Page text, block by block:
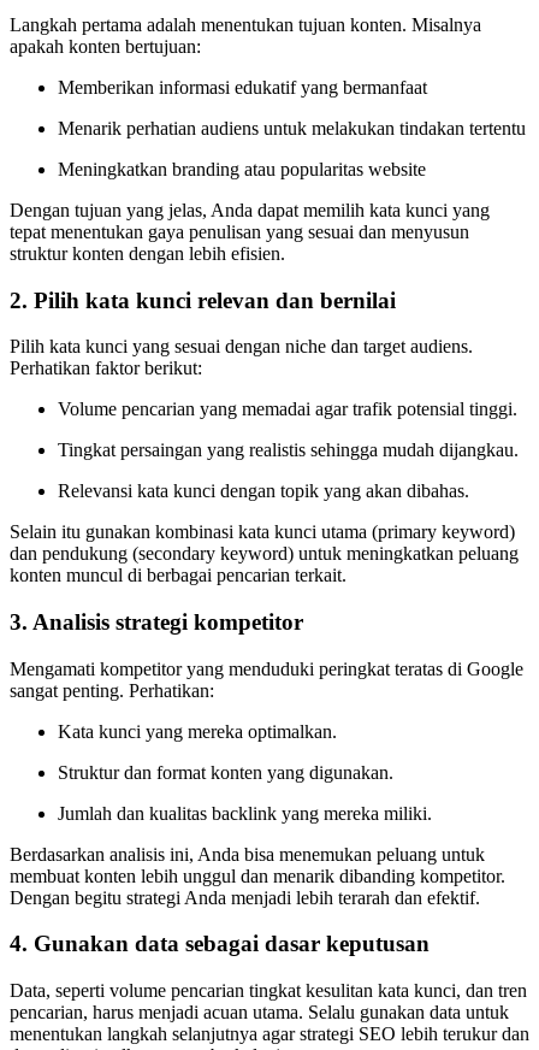
Langkah pertama adalah menentukan tujuan konten. Misalnya
apakah konten bertujuan:
Memberikan informasi edukatif yang bermanfaat
Menarik perhatian audiens untuk melakukan tindakan tertentu
Meningkatkan branding atau popularitas website
Dengan tujuan yang jelas, Anda dapat memilih kata kunci yang
tepat menentukan gaya penulisan yang sesuai dan menyusun
struktur konten dengan lebih efisien.
2. Pilih kata kunci relevan dan bernilai
Pilih kata kunci yang sesuai dengan niche dan target audiens.
Perhatikan faktor berikut:
Volume pencarian yang memadai agar trafik potensial tinggi.
Tingkat persaingan yang realistis sehingga mudah dijangkau.
Relevansi kata kunci dengan topik yang akan dibahas.
Selain itu gunakan kombinasi kata kunci utama (primary keyword)
dan pendukung (secondary keyword) untuk meningkatkan peluang
konten muncul di berbagai pencarian terkait.
3. Analisis strategi kompetitor
Mengamati kompetitor yang menduduki peringkat teratas di Google
sangat penting. Perhatikan:
Kata kunci yang mereka optimalkan.
Struktur dan format konten yang digunakan.
Jumlah dan kualitas backlink yang mereka miliki.
Berdasarkan analisis ini, Anda bisa menemukan peluang untuk
membuat konten lebih unggul dan menarik dibanding kompetitor.
Dengan begitu strategi Anda menjadi lebih terarah dan efektif.
4. Gunakan data sebagai dasar keputusan
Data, seperti volume pencarian tingkat kesulitan kata kunci, dan tren
pencarian, harus menjadi acuan utama. Selalu gunakan data untuk
menentukan langkah selanjutnya agar strategi SEO lebih terukur dan